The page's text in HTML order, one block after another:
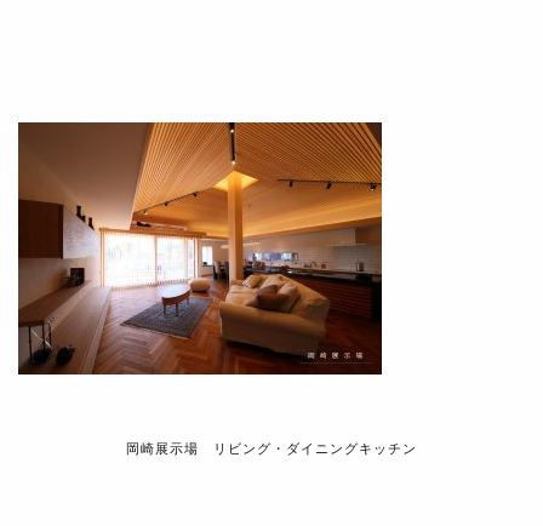
岡崎展示場 リビング・ダイニングキッチン